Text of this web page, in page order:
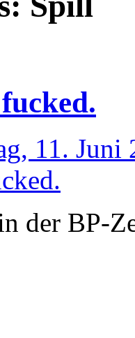
11. Juni
der BP-